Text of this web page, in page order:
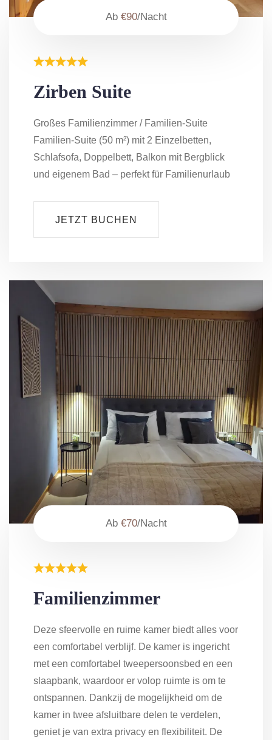
Ab €90/Nacht
Zirben Suite
Großes Familienzimmer / Familien-Suite
Familien-Suite (50 m²) mit 2 Einzelbetten,
Schlafsofa, Doppelbett, Balkon mit Bergblick
und eigenem Bad – perfekt für Familienurlaub
JETZT BUCHEN
Ab €70/Nacht
Familienzimmer
Deze sfeervolle en ruime kamer biedt alles voor
een comfortabel verblijf. De kamer is ingericht
met een comfortabel tweepersoonsbed en een
slaapbank, waardoor er volop ruimte is om te
ontspannen. Dankzij de mogelijkheid om de
kamer in twee afsluitbare delen te verdelen,
geniet je van extra privacy en flexibiliteit. De